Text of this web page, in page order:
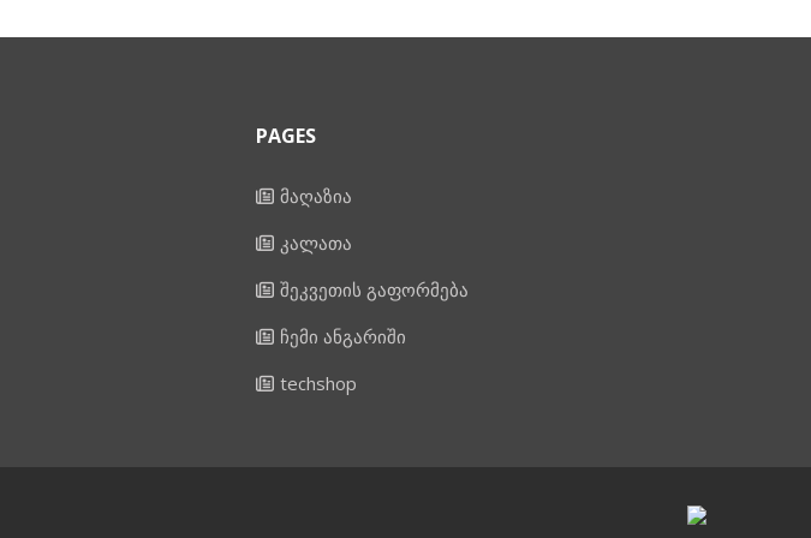
PAGES
მაღაზია
კალათა
შეკვეთის გაფორმება
ჩემი ანგარიში
techshop